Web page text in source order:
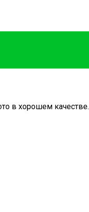
в хорошем качестве.